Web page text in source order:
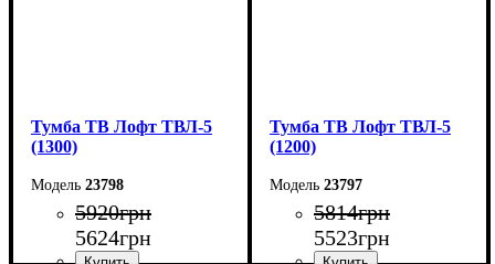
Тумба ТВ Лофт ТВЛ-5
(1300)
23798
5920грн
5624грн
Тумба ТВ Лофт ТВЛ-5
(1200)
23797
5814грн
5523грн